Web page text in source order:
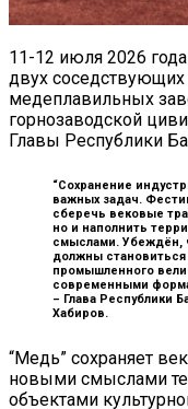
11-12 июля 2026
двух
медеплавильных
горнозаводской
Главы Республики
“Сохранение
важных задач.
сберечь вековые
но и наполнить
смыслами. Убеждён,
должны становиться
промышленного
современными
– Глава Республики
Хабиров.
“Медь” сохраняет
новыми смыслами
объектами